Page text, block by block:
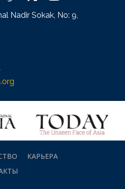
Nadir Sokak, No: 9,
КАРЬЕРА